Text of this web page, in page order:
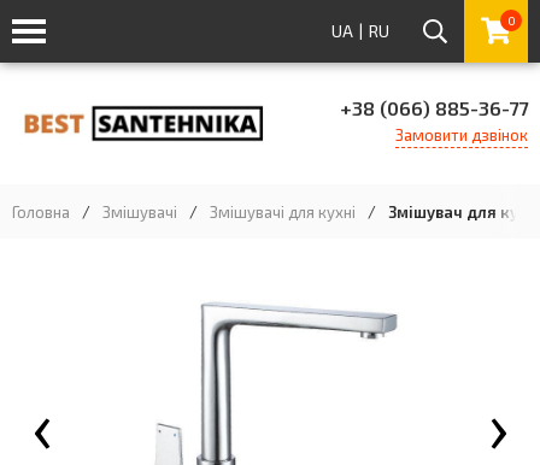
UA | RU 0
+38 (066) 885-36-77
Замовити дзвінок
Головна / Змішувачі / Змішувачі для кухні / Змішувач для
‹ ›